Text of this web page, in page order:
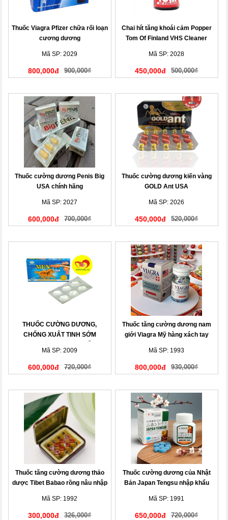
Thuốc Viagra Pfizer chữa rối loạn
cương dương
Mã SP: 2029
800,000đ 900,000₫
Chai hít tăng khoái cảm Popper
Tom Of Finland VHS Cleaner
Mã SP: 2028
450,000đ 500,000₫
Thuốc cường dương Penis Big
USA chính hãng
Mã SP: 2027
600,000đ 700,000₫
Thuốc cường dương kiến vàng
GOLD Ant USA
Mã SP: 2026
450,000đ 520,000₫
THUỐC CƯỜNG DƯƠNG,
CHỐNG XUẤT TINH SỚM
Mã SP: 2009
600,000đ 720,000₫
Thuốc tăng cường dương nam
giới Viagra Mỹ hàng xách tay
Mã SP: 1993
800,000đ 930,000₫
Thuốc tăng cường dương thảo
dược Tibet Babao rồng nâu nhập
Mã SP: 1992
300,000đ 326,000₫
Thuốc cường dương của Nhật
Bản Japan Tengsu nhập khẩu
Mã SP: 1991
650,000đ 720,000₫